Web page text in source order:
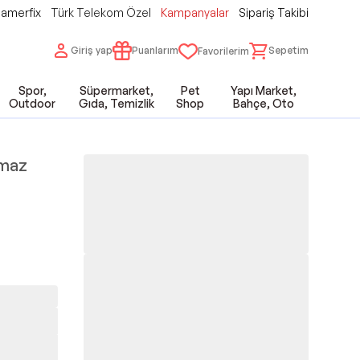
Türk Telekom Özel Kampanyalar Sipariş Takibi
Giriş yap Puanlarım Favorilerim Sepetim
Spor,
Outdoor
Süpermarket,
Gıda, Temizlik
Pet
Shop
Yapı Market,
Bahçe, Oto